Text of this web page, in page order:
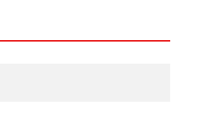
スポーツ用品
家庭補修